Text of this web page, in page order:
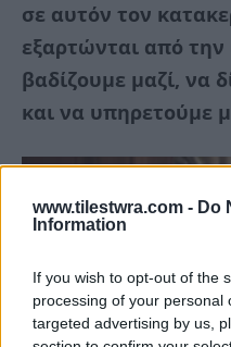
www.tilestwra.com - Do
Information
If you wish to opt-out of the
processing of your personal
targeted advertising by us,
σε αυτόν τον
εξαρτώνται από
βαδίζουμε μαζί, να
και να υπηρετούμε